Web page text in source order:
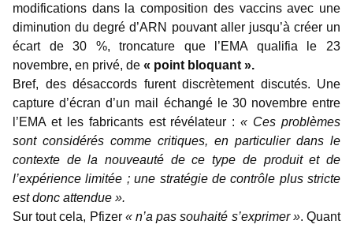
modifications dans la composition des vaccins avec une
diminution du degré d’ARN pouvant aller jusqu’à créer un
écart de 30 %, troncature que l’EMA qualifia le 23
novembre, en privé, de « point bloquant ».
Bref, des désaccords furent discrètement discutés. Une
capture d’écran d’un mail échangé le 30 novembre entre
l’EMA et les fabricants est révélateur :« Ces problèmes
sont considérés comme critiques, en particulier dans le
contexte de la nouveauté de ce type de produit et de
l’expérience limitée ; une stratégie de contrôle plus stricte
est donc attendue ».
Sur tout cela, Pfizer « n’a pas souhaité s’exprimer ». Quant